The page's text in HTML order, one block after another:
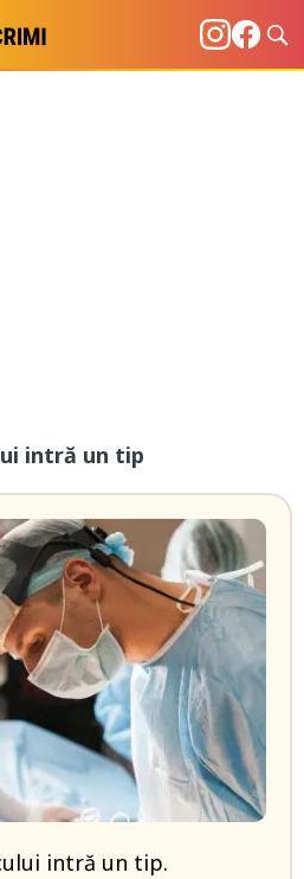
intră un tip
intră un tip.